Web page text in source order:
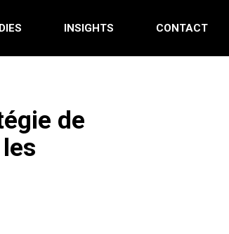
INSIGHTS CONTACT
de